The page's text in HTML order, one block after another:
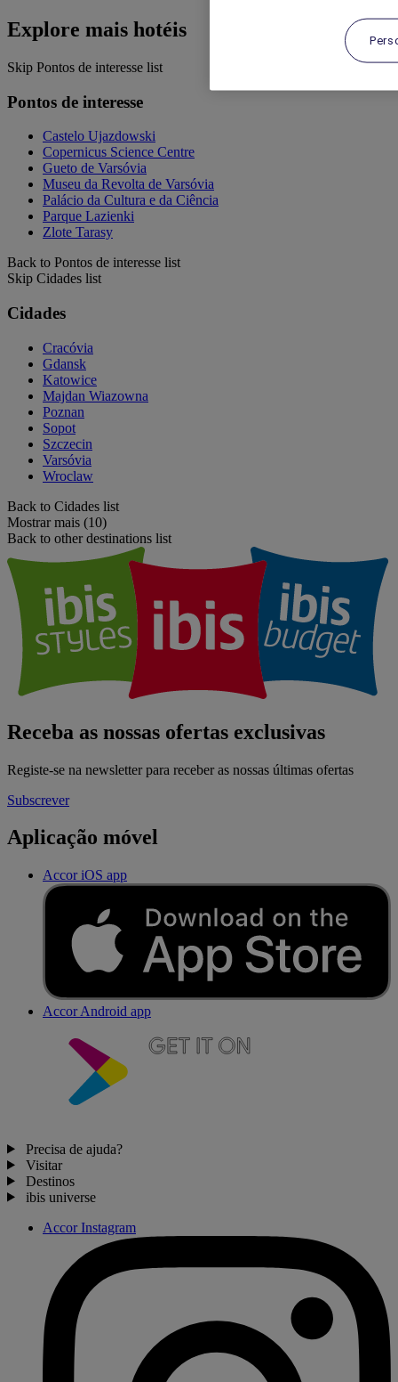
Explore mais hotéis
Skip Pontos de interesse list
Pontos de interesse
Castelo Ujazdowski
Copernicus Science Centre
Gueto de Varsóvia
Museu da Revolta de Varsóvia
Palácio da Cultura e da Ciência
Parque Lazienki
Zlote Tarasy
Back to Pontos de interesse list
Skip Cidades list
Cidades
Cracóvia
Gdansk
Katowice
Majdan Wiazowna
Poznan
Sopot
Szczecin
Varsóvia
Wroclaw
Back to Cidades list
Mostrar mais (10)
Back to other destinations list
Receba as nossas ofertas exclusivas
Registe-se na newsletter para receber as nossas últimas ofertas
Subscrever
Aplicação móvel
Accor iOS app
Accor Android app
Precisa de ajuda?
Visitar
Destinos
ibis universe
Accor Instagram